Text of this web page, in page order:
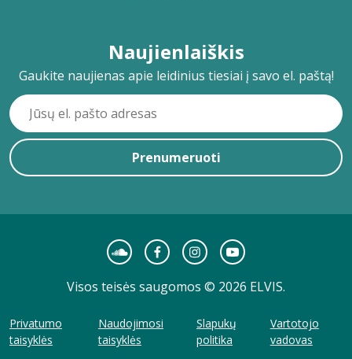
Naujienlaiškis
Gaukite naujienas apie leidinius tiesiai į savo el. paštą!
Prenumeruoti
Visos teisės saugomos © 2026 ELVIS.
Privatumo
taisyklės
Naudojimosi
taisyklės
Slapukų
politika
Vartotojo
vadovas